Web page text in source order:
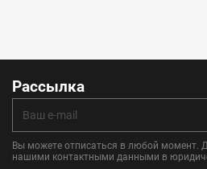
Рассылка
Вы можете отписаться в любой момент.
нашими контактными данными в